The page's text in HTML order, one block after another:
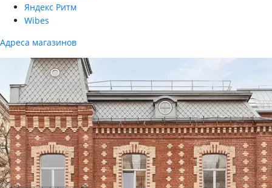
Яндекс Ритм
Wibes
Адреса магазинов